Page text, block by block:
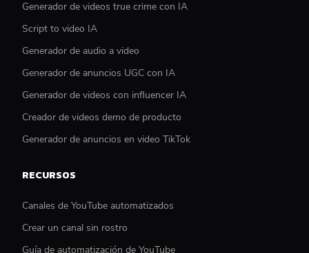
Generador de videos true crime con IA
Script to video IA
Generador de audio a video
Generador de anuncios UGC con IA
Generador de videos con influencer IA
Creador de videos demo de producto
Generador de anuncios en video TikTok
RECURSOS
Canales de YouTube automatizados
Crear un canal sin rostro
Guía de automatización de YouTube